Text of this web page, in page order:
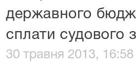
державного
сплати судового
30 травня 2013, 16:58